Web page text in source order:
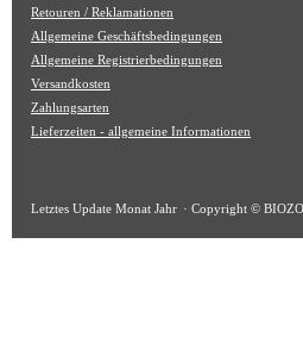
Retouren / Reklamationen
Allgemeine Geschäftsbedingungen
Allgemeine Registrierbedingungen
Versandkosten
Zahlungsarten
Lieferzeiten - allgemeine Informationen
Letztes Update Monat Jahr · Copyright ©